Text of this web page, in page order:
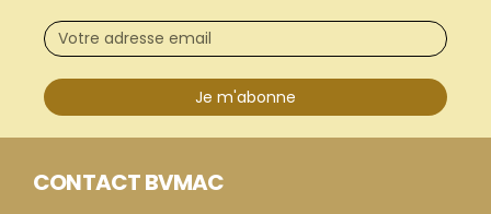
Je m'abonne
CONTACT BVMAC